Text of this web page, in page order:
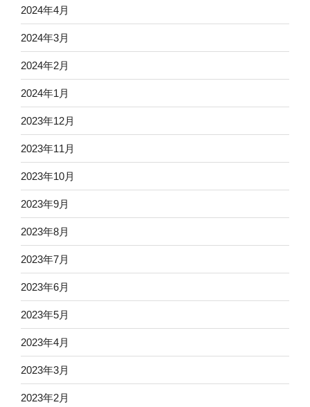
2024年4月
2024年3月
2024年2月
2024年1月
2023年12月
2023年11月
2023年10月
2023年9月
2023年8月
2023年7月
2023年6月
2023年5月
2023年4月
2023年3月
2023年2月